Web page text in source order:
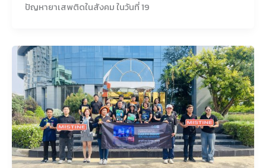
ปัญหายาเสพติดในสังคม ในวันที่ 19